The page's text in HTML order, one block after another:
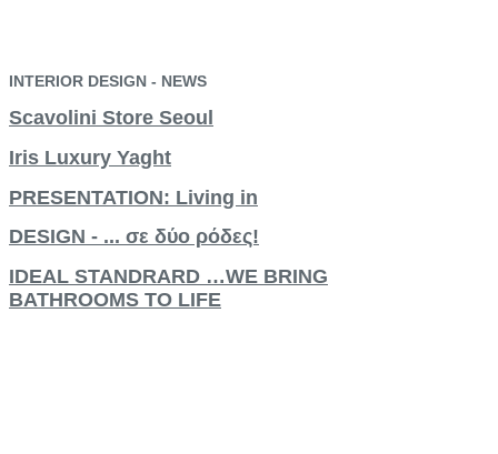
INTERIOR DESIGN - NEWS
Scavolini Store Seoul
Iris Luxury Yaght
PRESENTATION: Living in
DESIGN - ... σε δύο ρόδες!
IDEAL STANDRARD …WE BRING
BATHROOMS TO LIFE